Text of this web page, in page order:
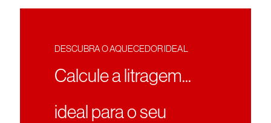
DESCUBRA O AQUECEDOR IDEAL
Calcule a litragem...
ideal para o seu